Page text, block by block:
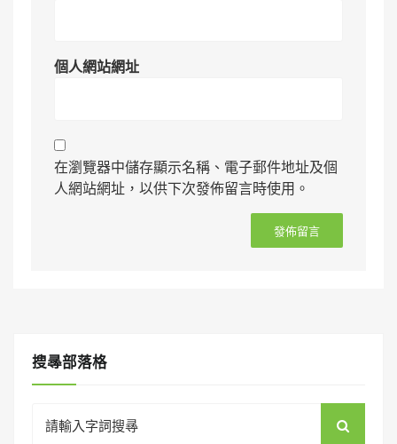
個人網站網址
在瀏覽器中儲存顯示名稱、電子郵件地址及個
人網站網址，以供下次發佈留言時使用。
搜㝷部落格
for: